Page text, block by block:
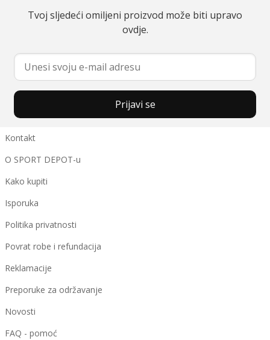
Tvoj sljedeći omiljeni proizvod može biti upravo
ovdje.
Prijavi se
Kontakt
O SPORT DEPOT-u
Kako kupiti
Isporuka
Politika privatnosti
Povrat robe i refundacija
Reklamacije
Preporuke za održavanje
Novosti
FAQ - pomoć